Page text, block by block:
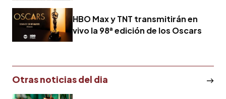
HBO Max y TNT transmitirán en
vivo la 98ª edición de los Oscars
Otras noticias del dia